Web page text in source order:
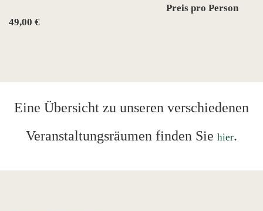
Preis pro Person
49,00 €
Eine Übersicht zu unseren verschiedenen
Veranstaltungsräumen finden Sie hier.